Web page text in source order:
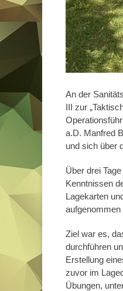
An der
III zur
a.D. Manfred
und sich über
Über drei
Kenntnissen
Lagekarten
aufgenommen
Ziel war es,
durchführen
Erstellung
zuvor im
Übungen,